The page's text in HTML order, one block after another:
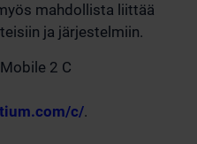
mahdollista liittää
ja järjestelmiin.
2 C
c/.